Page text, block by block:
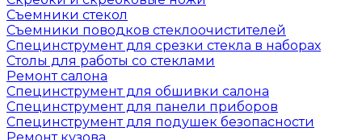
Съемники стекол
Съемники поводков стеклоочистителей
Специнструмент для срезки стекла в наборах
Столы для работы со стеклами
Ремонт салона
Специнструмент для обшивки салона
Специнструмент для панели приборов
Специнструмент для подушек безопасности